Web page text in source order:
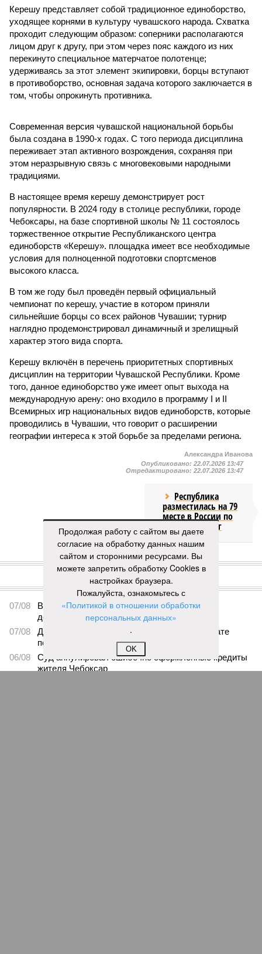
Керешу представляет собой традиционное единоборство,
уходящее корнями в культуру чувашского народа. Схватка
проходит следующим образом: соперники располагаются
лицом друг к другу, при этом через пояс каждого из них
перекинуто специальное матерчатое полотенце;
удерживаясь за этот элемент экипировки, борцы вступают
в противоборство, основная задача которого заключается в
том, чтобы опрокинуть противника.
Современная версия чувашской национальной борьбы
была создана в 1990-х годах. С того периода дисциплина
переживает этап активного возрождения, сохраняя при
этом неразрывную связь с многовековыми народными
традициями.
В настоящее время керешу демонстрирует рост
популярности. В 2024 году в столице республики, городе
Чебоксары, на базе спортивной школы № 11 состоялось
торжественное открытие Республиканского центра
единоборств «Керешу». площадка имеет все необходимые
условия для полноценной подготовки спортсменов
высокого класса.
В том же году был проведён первый официальный
чемпионат по керешу, участие в котором приняли
сильнейшие борцы со всех районов Чувашии; турнир
наглядно продемонстрировал динамичный и зрелищный
характер этого вида спорта.
Керешу включён в перечень приоритетных спортивных
дисциплин на территории Чувашской Республики. Кроме
того, данное единоборство уже имеет опыт выхода на
международную арену: оно входило в программу I и II
Всемирных игр национальных видов единоборств, которые
проводились в Чувашии, что говорит о расширении
географии интереса к этой борьбе за пределами региона.
Александра Иванова
Опубликовано: 22.07.2026 13:47
Отредактировано: 22.07.2026 13:47
Республика
разместилась на 79
месте в России по
качеству дорог
КОММЕНТАРИИ 0
ПОСЛЕДНИЕ НОВОСТИ
07/08
В Чебоксарах в ближайшие годы не будут
достраивать спуск к заливу
07/08
Два предприятия выплатили долги по зарплате
после вмешательства прокуратуры
06/08
Суд аннулировал ошибочно оформленные кредиты
жителя Чебоксар
Продолжая работу с сайтом вы даете
согласие на обработку данных нашим
сайтом и сторонними ресурсами. Вы
можете запретить обработку Cookies в
настройках браузера.
Пожалуйста, ознакомьтесь с
«Политикой в отношении обработки
персональных данных»
.
OK